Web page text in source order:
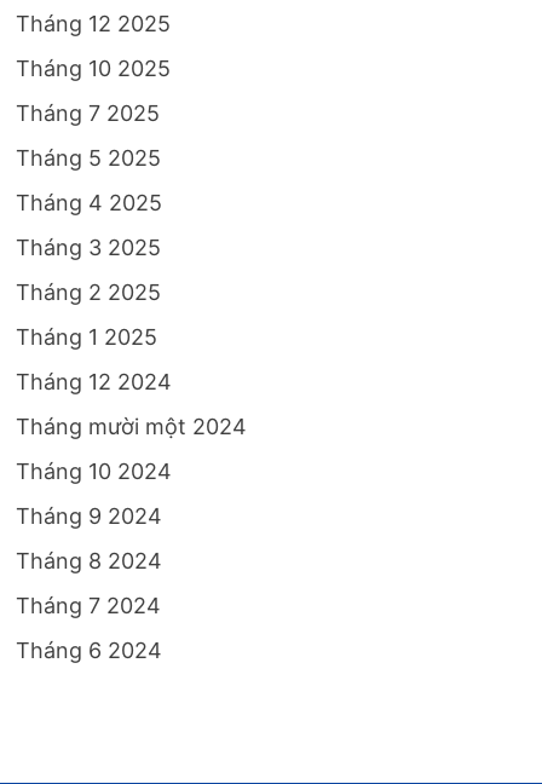
Tháng 12 2025
Tháng 10 2025
Tháng 7 2025
Tháng 5 2025
Tháng 4 2025
Tháng 3 2025
Tháng 2 2025
Tháng 1 2025
Tháng 12 2024
Tháng mười một 2024
Tháng 10 2024
Tháng 9 2024
Tháng 8 2024
Tháng 7 2024
Tháng 6 2024